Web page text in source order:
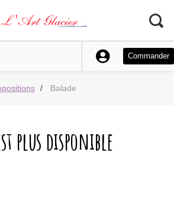
Commander
Balade
plus disponible